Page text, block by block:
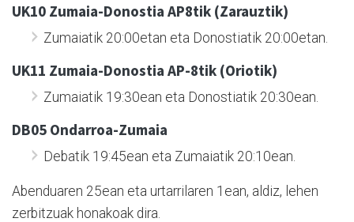
UK10 Zumaia-Donostia AP8tik (Zarauztik)
Zumaiatik 20:00etan eta Donostiatik 20:00etan.
UK11 Zumaia-Donostia AP-8tik (Oriotik)
Zumaiatik 19:30ean eta Donostiatik 20:30ean.
DB05 Ondarroa-Zumaia
Debatik 19:45ean eta Zumaiatik 20:10ean.
Abenduaren 25ean eta urtarrilaren 1ean, aldiz, lehen
zerbitzuak honakoak dira.